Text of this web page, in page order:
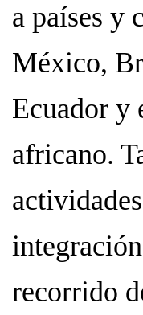
a países y
México,
Ecuador y
africano.
recorrido